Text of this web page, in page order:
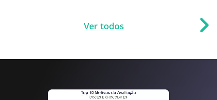
Ver todos